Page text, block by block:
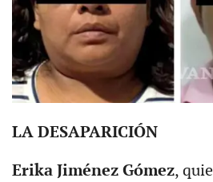
LA DESAPARICIÓN
Erika Jiménez Gómez,